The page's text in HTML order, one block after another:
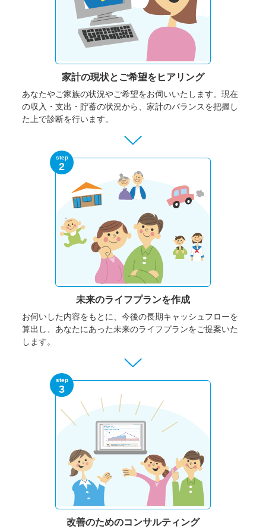
家計の現状と ご希望をヒアリング
あなたやご家族の状況やご希望をお伺いいたします。 現在
の収入・支出・貯蓄の状況から、家計のバランスを把握し
た上で診断を行います。
step
2
未来のライフプランを作成
お伺いした内容をもとに、今後の長期キャッシュフローを
算出し、あなたにあった未来のライフプランをご提案いた
します。
step
3
改善のためのコンサルティング